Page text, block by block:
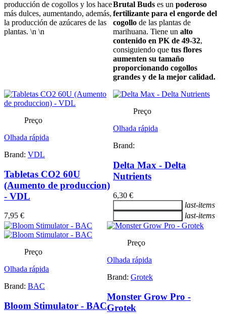
producción de cogollos y los hace
más dulces, aumentando, además,
la producción de azúcares de las
plantas. \n \n
Brutal Buds es un poderoso
fertilizante para el engorde del
cogollo de las plantas de
marihuana. Tiene un alto
contenido en PK de 49-32,
consiguiendo que tus flores
aumenten su tamaño
proporcionando cogollos
grandes y de la mejor calidad.
Preço
Olhada rápida
Brand: VDL
Tabletas CO2 60U
(Aumento de produccion)
- VDL
7,95 €
Preço
Olhada rápida
Brand:
Delta Max - Delta
Nutrients
6,30 €
last-items
last-items
Preço
Olhada rápida
Brand: BAC
Bloom Stimulator - BAC
Preço
Olhada rápida
Brand: Grotek
Monster Grow Pro -
Grotek